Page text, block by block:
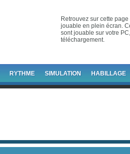
Retrouvez sur cette
jouable en plein écran.
sont jouable sur votre
téléchargement.
RYTHME SIMULATION HABILLAGE